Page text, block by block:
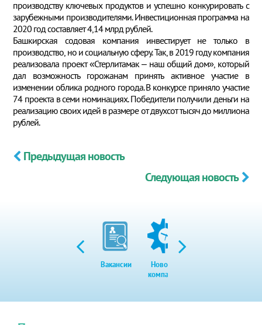
производству ключевых продуктов и успешно конкурировать с
зарубежными производителями. Инвестиционная программа на
2020 год составляет 4,14 млрд рублей.
Башкирская содовая компания инвестирует не только в
производство, но и социальную сферу. Так, в 2019 году компания
реализовала проект «Стерлитамак – наш общий дом», который
дал возможность горожанам принять активное участие в
изменении облика родного города. В конкурсе приняло участие
74 проекта в семи номинациях. Победители получили деньги на
реализацию своих идей в размере от двухсот тысяч до миллиона
рублей.
Предыдущая новость
Следующая новость
Вакансии
Новости
компании